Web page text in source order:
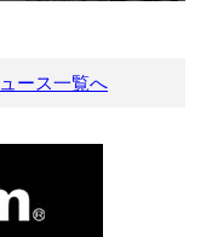
ース一覧へ